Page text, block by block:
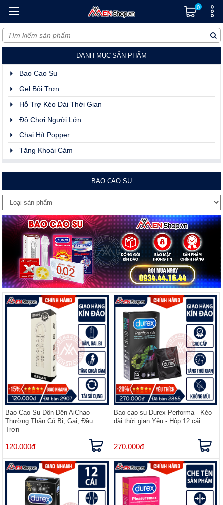
0
DANH MỤC SẢN PHẨM
Bao Cao Su
Gel Bôi Trơn
Hỗ Trợ Kéo Dài Thời Gian
Đồ Chơi Người Lớn
Chai Hít Popper
Tăng Khoái Cảm
BAO CAO SU
Bao Cao Su Đôn Dên AiChao
Thường Thân Có Bi, Gai, Đầu
Trơn
120.000đ
Bao cao su Durex Performa - Kéo
dài thời gian Yêu - Hộp 12 cái
270.000đ